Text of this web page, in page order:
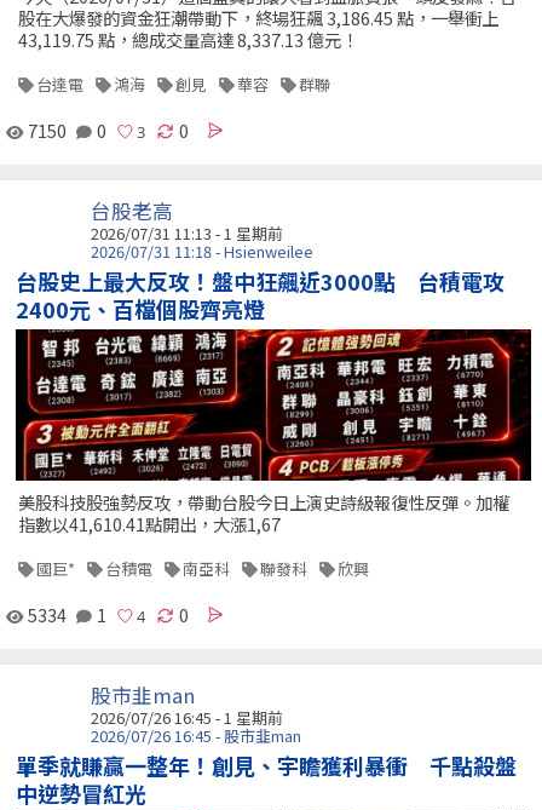
股在大爆發的資金狂潮帶動下，終場狂飆 3,186.45 點，一舉衝上
43,119.75 點，總成交量高達 8,337.13 億元！
台達電 鴻海 創見 華容 群聯
7150 0 0
台股老高
2026/07/31 11:13 - 1 星期前
2026/07/31 11:18 - Hsienweilee
台股史上最大反攻！盤中狂飆近3000點 台積電攻
2400元、百檔個股齊亮燈
美股科技股強勢反攻，帶動台股今日上演史詩級報復性反彈。加權
指數以41,610.41點開出，大漲1,67
國巨* 台積電 南亞科 聯發科 欣興
5334 1 0
股市韭man
2026/07/26 16:45 - 1 星期前
2026/07/26 16:45 - 股市韭man
單季就賺贏一整年！創見、宇瞻獲利暴衝 千點殺盤
中逆勢冒紅光